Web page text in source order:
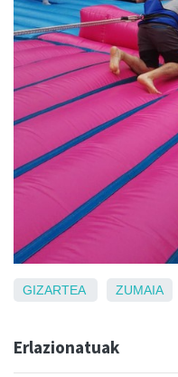
GIZARTEA ZUMAIA
Erlazionatuak